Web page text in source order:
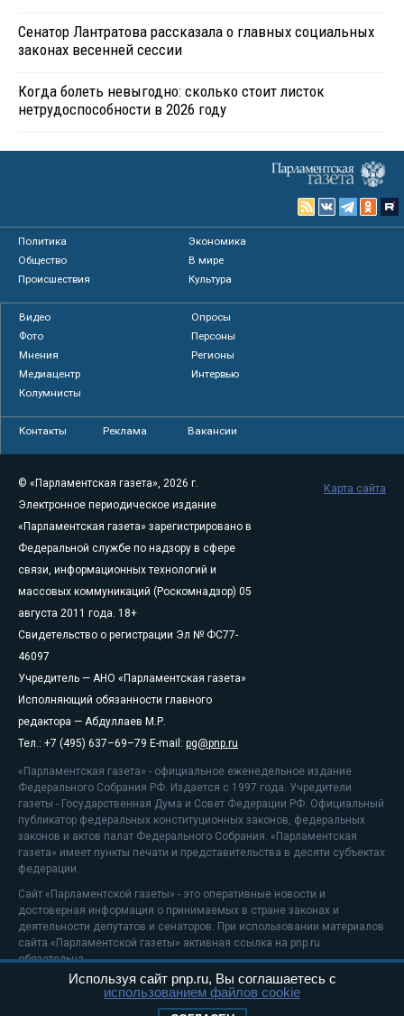
Сенатор Лантратова рассказала о главных социальных
законах весенней сессии
Когда болеть невыгодно: сколько стоит листок
нетрудоспособности в 2026 году
Политика
Экономика
Общество
В мире
Происшествия
Культура
Видео
Опросы
Фото
Персоны
Мнения
Регионы
Медиацентр
Интервью
Колумнисты
Контакты Реклама Вакансии
© «Парламентская газета», 2026 г.
Электронное периодическое издание
«Парламентская газета» зарегистрировано в
Федеральной службе по надзору в сфере
связи, информационных технологий и
массовых коммуникаций (Роскомнадзор) 05
августа 2011 года. 18+
Свидетельство о регистрации Эл № ФС77-
46097
Учредитель — АНО «Парламентская газета»
Исполняющий обязанности главного
редактора — Абдуллаев М.Р.
Тел.: +7 (495) 637–69–79 E-mail: pg@pnp.ru
«Парламентская газета» - официальное еженедельное издание
Федерального Собрания РФ. Издается с 1997 года. Учредители
газеты - Государственная Дума и Совет Федерации РФ. Официальный
публикатор федеральных конституционных законов, федеральных
законов и актов палат Федерального Собрания. «Парламентская
газета» имеет пункты печати и представительства в десяти субъектах
федерации.
Сайт «Парламентской газеты» - это оперативные новости и
достоверная информация о принимаемых в стране законах и
деятельности депутатов и сенаторов. При использовании материалов
сайта «Парламентской газеты» активная ссылка на pnp.ru
обязательна.
На информационном ресурсе применяютсярекомендательные
Карта сайта
Используя сайт pnp.ru, Вы соглашаетесь с
использованием файлов cookie